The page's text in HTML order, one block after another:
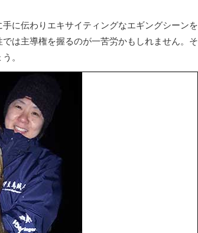
に伝わりエキサイティングなエギングシーンを
は主導権を握るのが一苦労かもしれません。そ
。